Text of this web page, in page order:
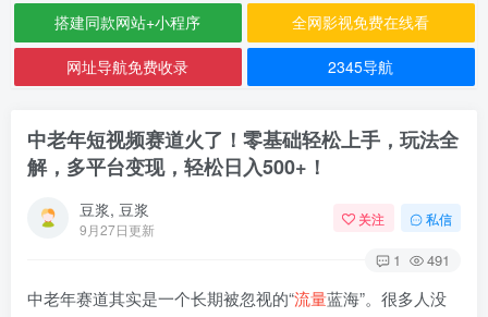
搭建同款网站+小程序 全网影视免费在线看
网址导航免费收录 2345导航
中老年短视频赛道火了！零基础轻松上手，玩法全
解，多平台变现，轻松日入500+！
豆浆, 豆浆
9月27日更新
关注 私信
1 491
中老年赛道其实是一个长期被忽视的“流量蓝海”。很多人没